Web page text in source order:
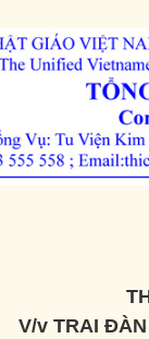
lịch 2566,
V/v TRAI